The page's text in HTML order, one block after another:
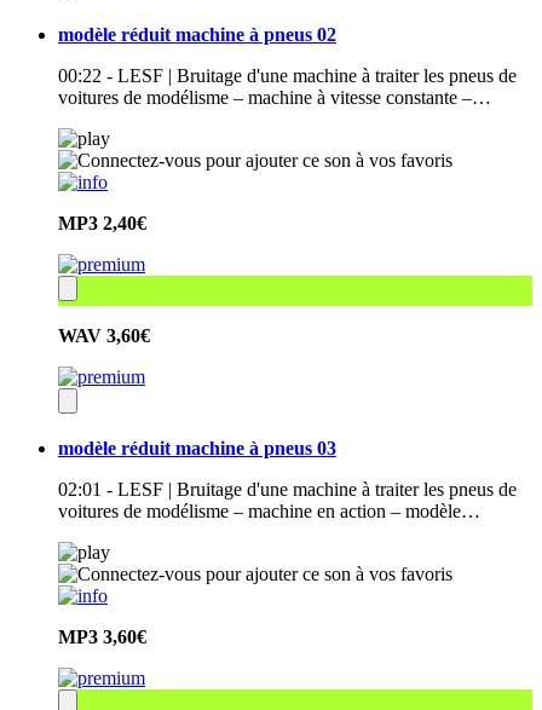
modèle réduit machine à pneus 02
00:22 - LESF | Bruitage d'une machine à traiter les pneus de
voitures de modélisme – machine à vitesse constante –…
MP3 2,40€
WAV 3,60€
modèle réduit machine à pneus 03
02:01 - LESF | Bruitage d'une machine à traiter les pneus de
voitures de modélisme – machine en action – modèle…
MP3 3,60€